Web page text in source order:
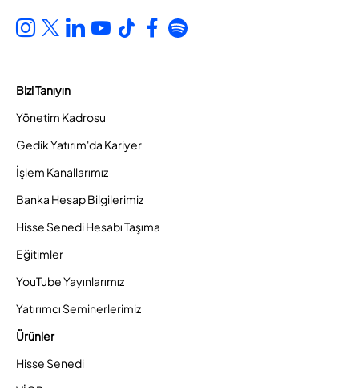
Bizi Tanıyın
Yönetim Kadrosu
Gedik Yatırım'da Kariyer
İşlem Kanallarımız
Banka Hesap Bilgilerimiz
Hisse Senedi Hesabı Taşıma
Eğitimler
YouTube Yayınlarımız
Yatırımcı Seminerlerimiz
Ürünler
Hisse Senedi